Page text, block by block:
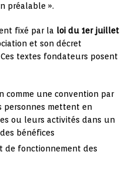
préalable ».
fixé par la loi du 1er juillet
et son décret
textes fondateurs posent
comme une convention par
mettent en
ou leurs activités dans un
bénéfices
de fonctionnement des